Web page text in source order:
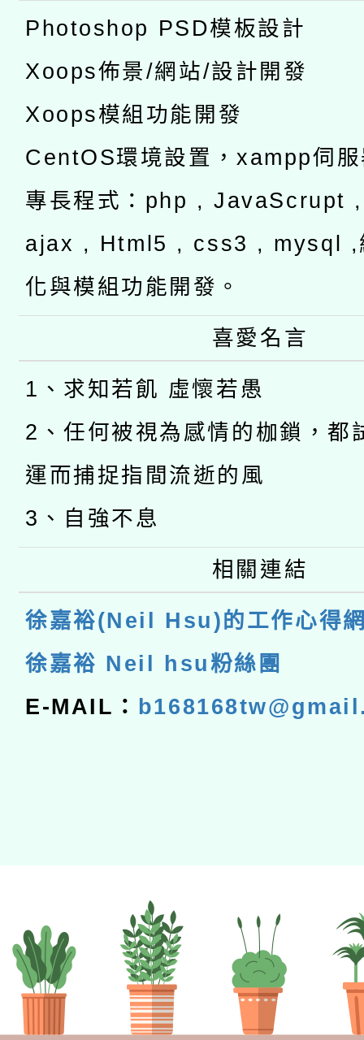
Photoshop PSD模板設計
Xoops佈景/網站/設計開發
Xoops模組功能開發
CentOS環境設置，xampp伺
專長程式：php , JavaScrupt
ajax , Html5 , css3 , mysql ,
化與模組功能開發。
喜愛名言
1、求知若飢 虛懷若愚
2、任何被視為感情的枷鎖，都
運而捕捉指間流逝的風
3、自強不息
相關連結
徐嘉裕(Neil Hsu)的工作心得
徐嘉裕 Neil hsu粉絲團
E-MAIL：